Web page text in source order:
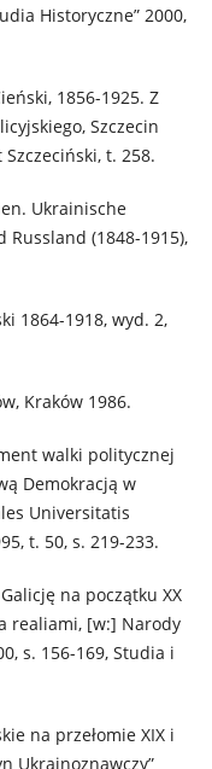
Historyczne” 2000,
1856-1925. Z
Szczecin
t. 258.
Ukrainische
(1848-1915),
1864-1918, wyd. 2,
Kraków 1986.
walki politycznej
Demokracją w
Universitatis
t. 50, s. 219-233.
na początku XX
realiami, [w:] Narody
s. 156-169, Studia i
na przełomie XIX i
Ukrainoznawczy”